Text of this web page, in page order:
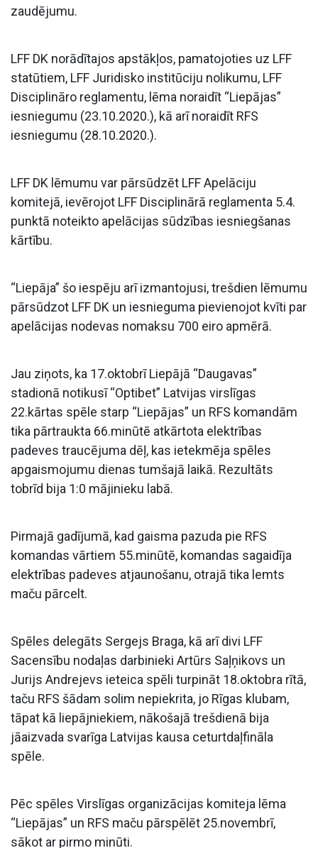
zaudējumu.
LFF DK norādītajos apstākļos, pamatojoties uz LFF
statūtiem, LFF Juridisko institūciju nolikumu, LFF
Disciplināro reglamentu, lēma noraidīt “Liepājas”
iesniegumu (23.10.2020.), kā arī noraidīt RFS
iesniegumu (28.10.2020.).
LFF DK lēmumu var pārsūdzēt LFF Apelāciju
komitejā, ievērojot LFF Disciplinārā reglamenta 5.4.
punktā noteikto apelācijas sūdzības iesniegšanas
kārtību.
“Liepāja” šo iespēju arī izmantojusi, trešdien lēmumu
pārsūdzot LFF DK un iesnieguma pievienojot kvīti par
apelācijas nodevas nomaksu 700 eiro apmērā.
Jau ziņots, ka 17.oktobrī Liepājā “Daugavas”
stadionā notikusī “Optibet” Latvijas virslīgas
22.kārtas spēle starp “Liepājas” un RFS komandām
tika pārtraukta 66.minūtē atkārtota elektrības
padeves traucējuma dēļ, kas ietekmēja spēles
apgaismojumu dienas tumšajā laikā. Rezultāts
tobrīd bija 1:0 mājinieku labā.
Pirmajā gadījumā, kad gaisma pazuda pie RFS
komandas vārtiem 55.minūtē, komandas sagaidīja
elektrības padeves atjaunošanu, otrajā tika lemts
maču pārcelt.
Spēles delegāts Sergejs Braga, kā arī divi LFF
Sacensību nodaļas darbinieki Artūrs Saļņikovs un
Jurijs Andrejevs ieteica spēli turpināt 18.oktobra rītā,
taču RFS šādam solim nepiekrita, jo Rīgas klubam,
tāpat kā liepājniekiem, nākošajā trešdienā bija
jāaizvada svarīga Latvijas kausa ceturtdaļfināla
spēle.
Pēc spēles Virslīgas organizācijas komiteja lēma
“Liepājas” un RFS maču pārspēlēt 25.novembrī,
sākot ar pirmo minūti.